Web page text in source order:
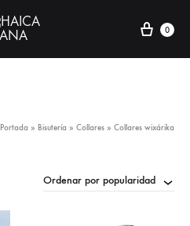
0
Portada » Bisutería » Collares » Collares wixárika
Ordenar por popularidad